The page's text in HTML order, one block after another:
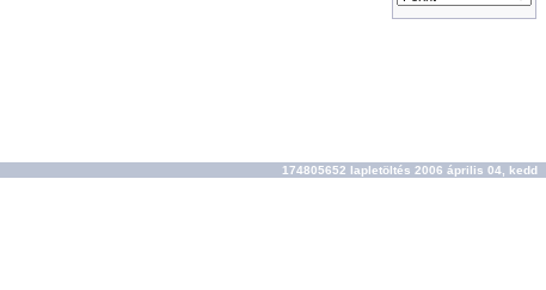
174805652 lapletöltés 2006 április 04, kedd